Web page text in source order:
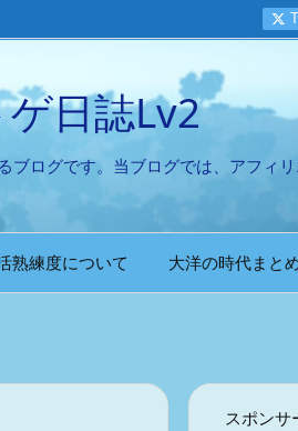
日誌Lv2
ログです。当ブログでは、アフィ
熟練度について 大洋の時代まと
スポンサ